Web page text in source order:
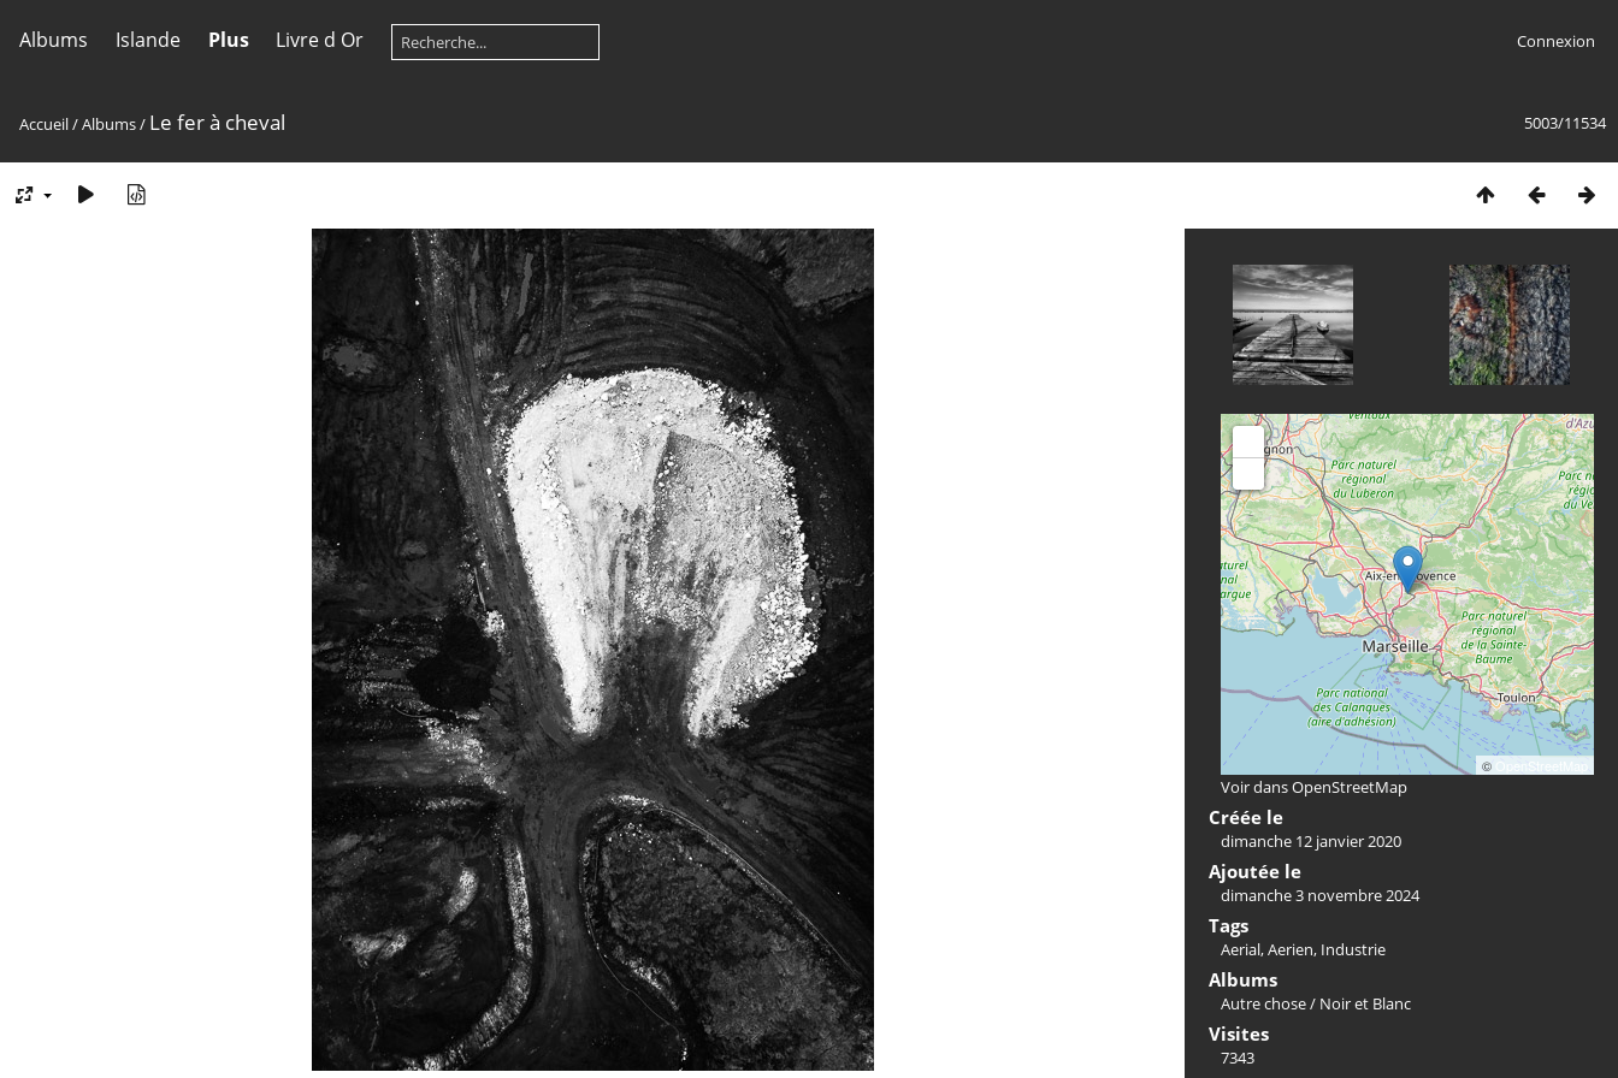
Albums Islande Plus Livre d Or Connexion
5003/11534
Accueil/Albums/ Le fer à cheval
© OpenStreetMap
Voir dans OpenStreetMap
Créée le
dimanche 12 janvier 2020
Ajoutée le
dimanche 3 novembre 2024
Tags
Aerial,Aerien, Industrie
Albums
Autre chose/ Noir et Blanc
Visites
7343